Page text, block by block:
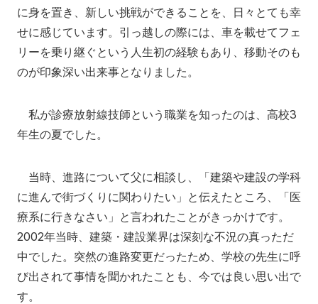
に身を置き、新しい挑戦ができることを、日々とても幸
せに感じています。引っ越しの際には、車を載せてフェ
リーを乗り継ぐという人生初の経験もあり、移動そのも
のが印象深い出来事となりました。
私が診療放射線技師という職業を知ったのは、高校3
年生の夏でした。
当時、進路について父に相談し、「建築や建設の学科
に進んで街づくりに関わりたい」と伝えたところ、「医
療系に行きなさい」と言われたことがきっかけです。
2002年当時、建築・建設業界は深刻な不況の真っただ
中でした。突然の進路変更だったため、学校の先生に呼
び出されて事情を聞かれたことも、今では良い思い出で
す。